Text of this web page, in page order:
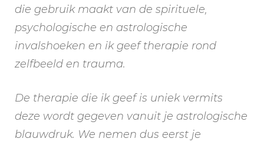
die gebruik maakt van de spirituele,
psychologische en astrologische
invalshoeken en ik geef therapie rond
zelfbeeld en trauma.
De therapie die ik geef is uniek vermits
deze wordt gegeven vanuit je astrologische
blauwdruk. We nemen dus eerst je